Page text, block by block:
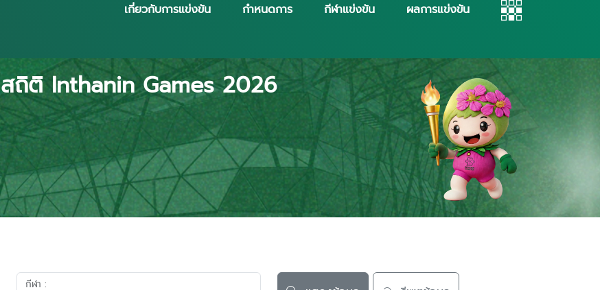
เกี่ยวกับการแข่งขัน กำหนดการ กีฬาแข่งขัน ผลการแข่งขัน
สถิติ Inthanin Games 2026
กีฬา :